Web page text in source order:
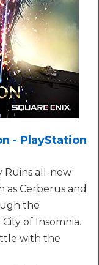
- PlayStation
Ruins all-new
as Cerberus and
the
of Insomnia.
with the